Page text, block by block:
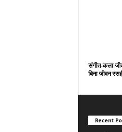
संगीत-कला
बिना जीवन
Recent